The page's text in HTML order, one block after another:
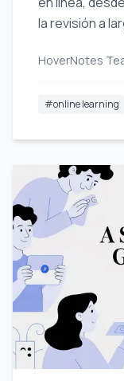
la revisión a
HoverNotes
#online learning